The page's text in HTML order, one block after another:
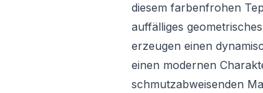
diesem farbenfrohen
auffälliges
erzeugen einen
einen modernen
schmutzabweisenden